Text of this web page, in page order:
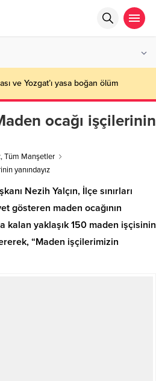
ve Yozgat’ı yasa boğan ölüm
ocağı işçilerinin
,Tüm Manşetler
yanındayız
Nezih Yalçın, İlçe sınırları
gösteren maden ocağının
kalan yaklaşık 150 maden işçisinin
“Maden işçilerimizin